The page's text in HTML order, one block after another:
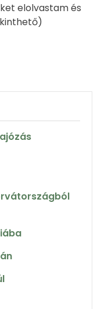
elolvastam és